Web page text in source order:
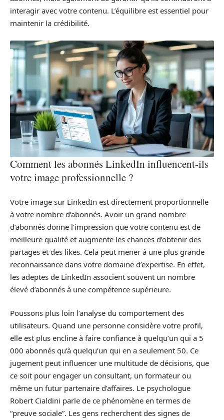
interagir avec votre contenu. L’équilibre est essentiel pour
maintenir la crédibilité.
Comment les abonnés LinkedIn influencent-ils
votre image professionnelle ?
Votre image sur LinkedIn est directement proportionnelle
à votre nombre d’abonnés. Avoir un grand nombre
d’abonnés donne l’impression que votre contenu est de
meilleure qualité et augmente les chances d’obtenir des
partages et des likes. Cela peut mener à une plus grande
reconnaissance dans votre domaine d’expertise. En effet,
les adeptes de LinkedIn associent souvent un nombre
élevé d’abonnés à une compétence supérieure.
Poussons plus loin l’analyse du comportement des
utilisateurs. Quand une personne considère votre profil,
elle est plus encline à faire confiance à quelqu’un qui a 5
000 abonnés qu’à quelqu’un qui en a seulement 50. Ce
jugement peut influencer une multitude de décisions, que
ce soit pour engager un consultant, un formateur ou
même un futur partenaire d’affaires. Le psychologue
Robert Cialdini parle de ce phénomène en termes de
“preuve sociale”. Les gens recherchent des signes de